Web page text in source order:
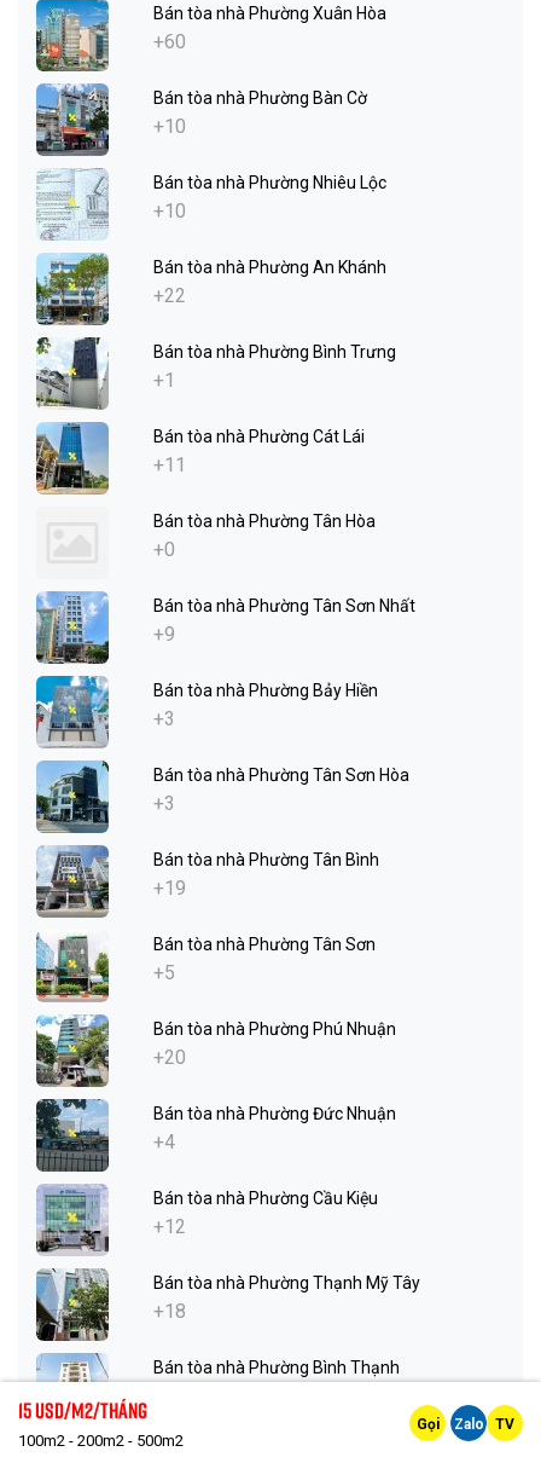
Bán tòa nhà Phường Xuân Hòa
+60
Bán tòa nhà Phường Bàn Cờ
+10
Bán tòa nhà Phường Nhiêu Lộc
+10
Bán tòa nhà Phường An Khánh
+22
Bán tòa nhà Phường Bình Trưng
+1
Bán tòa nhà Phường Cát Lái
+11
Bán tòa nhà Phường Tân Hòa
+0
Bán tòa nhà Phường Tân Sơn Nhất
+9
Bán tòa nhà Phường Bảy Hiền
+3
Bán tòa nhà Phường Tân Sơn Hòa
+3
Bán tòa nhà Phường Tân Bình
+19
Bán tòa nhà Phường Tân Sơn
+5
Bán tòa nhà Phường Phú Nhuận
+20
Bán tòa nhà Phường Đức Nhuận
+4
Bán tòa nhà Phường Cầu Kiệu
+12
Bán tòa nhà Phường Thạnh Mỹ Tây
+18
Bán tòa nhà Phường Bình Thạnh
Bán tòa nhà Phường Gia Định
15 Usd/m2/tháng
100m2 - 200m2 - 500m2
Gọi Zalo TV